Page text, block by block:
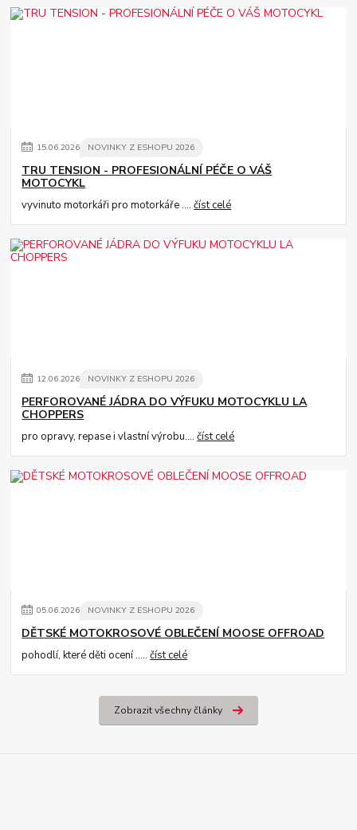
15.06.2026 NOVINKY Z ESHOPU 2026
TRU TENSION - PROFESIONÁLNÍ PÉČE O VÁŠ
MOTOCYKL
vyvinuto motorkáři pro motorkáře ....číst celé
12.06.2026 NOVINKY Z ESHOPU 2026
PERFOROVANÉ JÁDRA DO VÝFUKU MOTOCYKLU LA
CHOPPERS
pro opravy, repase i vlastní výrobu....číst celé
05.06.2026 NOVINKY Z ESHOPU 2026
DĚTSKÉ MOTOKROSOVÉ OBLEČENÍ MOOSE OFFROAD
pohodlí, které děti ocení .....číst celé
Zobrazit všechny články